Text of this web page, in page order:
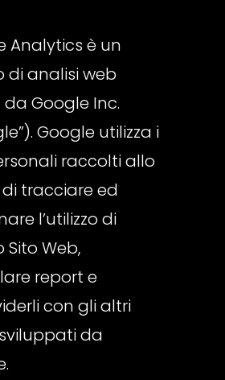
Analytics è un
di analisi web
Google Inc.
Google utilizza i
raccolti allo
tracciare ed
l’utilizzo di
Sito Web,
report e
con gli altri
da